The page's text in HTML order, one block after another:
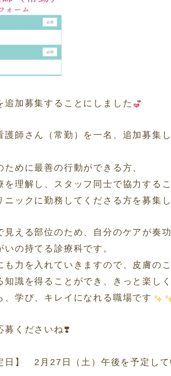
追加募集することにしました
護師さん（常勤）を一名、追加募集
ために最善の行動ができる方、
を理解し、スタッフ同士で協力する
ニックに勤務してくださる方を募集
見える部位のため、自分のケアが奏
いの持てる診療科です。
も力を入れていきますので、皮膚の
知識を得ることができ、きっと楽し
、学び、キレイになれる職場です
募くださいね❣️
日】 2月27日（土）午後を予定し